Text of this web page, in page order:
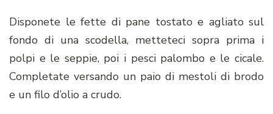
Disponete le fette di pane tostato e agliato sul
fondo di una scodella, metteteci sopra prima i
polpi e le seppie, poi i pesci palombo e le cicale.
Completate versando un paio di mestoli di brodo
e un filo d’olio a crudo.